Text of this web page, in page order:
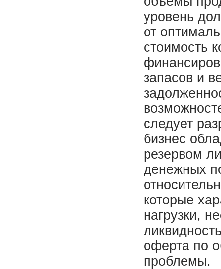
уровень
от
стоимость
запасов и
следует
бизнес
резервом
денежных
которые
нагрузки,
оферта по
проблемы.